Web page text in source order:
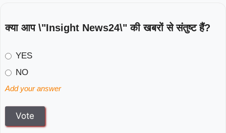
क्या आप \"Insight News24\" की खबरों से संतुष्ट हैं?
YES
NO
Add your answer